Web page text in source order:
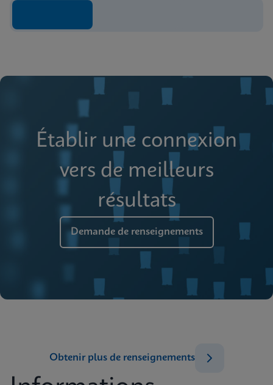
Établir une connexion
vers de meilleurs
résultats
Demande de renseignements
Obtenir plus de renseignements